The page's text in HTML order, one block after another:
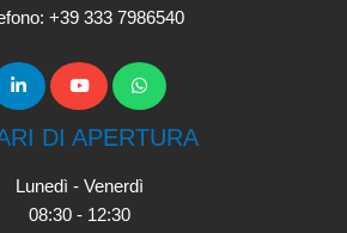
+39 333 7986540
DI APERTURA
Lunedì - Venerdì
08:30 - 12:30